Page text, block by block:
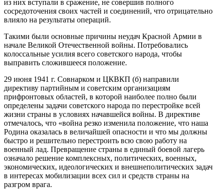
из них вступали в сражение, не совершив полного
сосредоточения своих частей и соединений, что отрицательно
влияло на результаты операций.
Такими были основные причины неудач Красной Армии в
начале Великой Отечественной войны. Потребовались
колоссальные усилия всего советского народа, чтобы
выправить сложившееся положение.
29 июня 1941 г. Совнарком и ЦКВКП (б) направили
директиву партийным и советским организациям
прифронтовых областей, в которой наиболее полно были
определены задачи советского народа по перестройке всей
жизни страны в условиях начавшейся войны. В директиве
отмечалось, что «война резко изменила положение, что наша
Родина оказалась в величайшей опасности и что мы должны
быстро и решительно перестроить всю свою работу на
военный лад. Превращение страны в единый боевой лагерь
означало решение комплексных, политических, военных,
экономических, идеологических и внешнеполитических задач
в интересах мобилизации всех сил и средств страны на
разгром врага.